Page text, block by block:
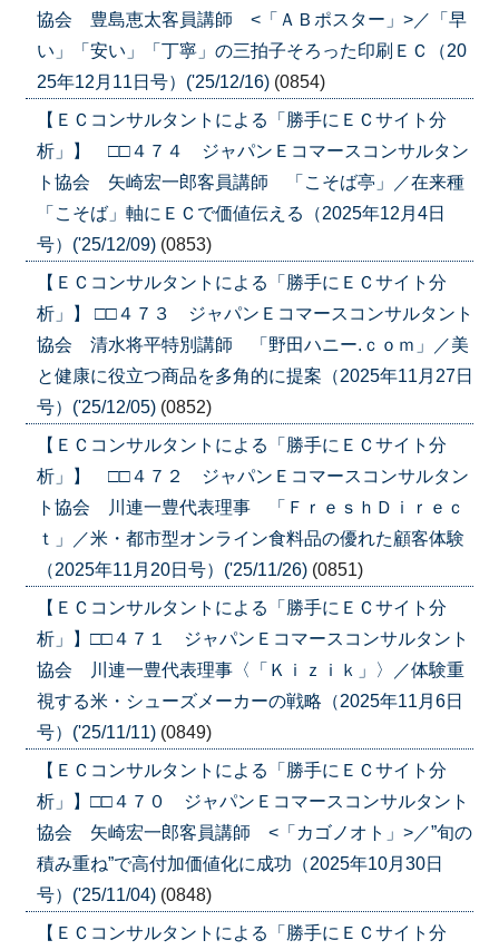
協会 豊島恵太客員講師 <「ＡＢポスター」>／「早
い」「安い」「丁寧」の三拍子そろった印刷ＥＣ（20
25年12月11日号）('25/12/16) (0854)
【ＥＣコンサルタントによる「勝手にＥＣサイト分
析」】 □□４７４ ジャパンＥコマースコンサルタン
ト協会 矢崎宏一郎客員講師 「こそば亭」／在来種
「こそば」軸にＥＣで価値伝える（2025年12月4日
号）('25/12/09) (0853)
【ＥＣコンサルタントによる「勝手にＥＣサイト分
析」】 □□４７３ ジャパンＥコマースコンサルタント
協会 清水将平特別講師 「野田ハニー.ｃｏｍ」／美
と健康に役立つ商品を多角的に提案（2025年11月27日
号）('25/12/05) (0852)
【ＥＣコンサルタントによる「勝手にＥＣサイト分
析」】 □□４７２ ジャパンＥコマースコンサルタン
ト協会 川連一豊代表理事 「ＦｒｅｓｈＤｉｒｅｃ
ｔ」／米・都市型オンライン食料品の優れた顧客体験
（2025年11月20日号）('25/11/26) (0851)
【ＥＣコンサルタントによる「勝手にＥＣサイト分
析」】□□４７１ ジャパンＥコマースコンサルタント
協会 川連一豊代表理事〈「Ｋｉｚｉｋ」〉／体験重
視する米・シューズメーカーの戦略（2025年11月6日
号）('25/11/11) (0849)
【ＥＣコンサルタントによる「勝手にＥＣサイト分
析」】□□４７０ ジャパンＥコマースコンサルタント
協会 矢崎宏一郎客員講師 <「カゴノオト」>／”旬の
積み重ね”で高付加価値化に成功（2025年10月30日
号）('25/11/04) (0848)
【ＥＣコンサルタントによる「勝手にＥＣサイト分